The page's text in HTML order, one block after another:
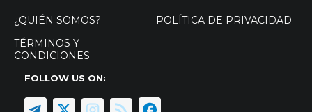
¿QUIÉN SOMOS?
POLÍTICA DE PRIVACIDAD
TÉRMINOS Y
CONDICIONES
FOLLOW US ON: